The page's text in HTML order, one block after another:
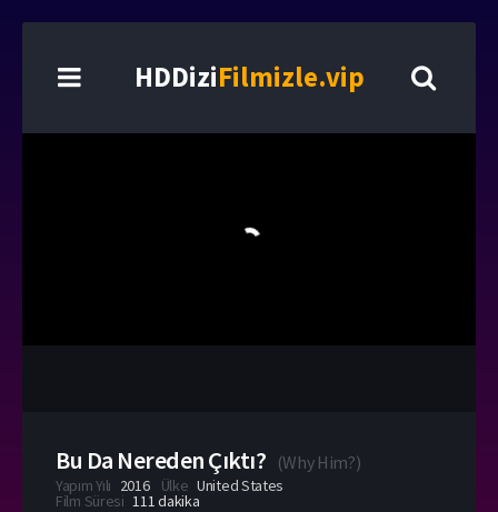
HDDiziFilmizle.vip
Bu Da Nereden Çıktı? (Why Him?)
Yapım Yılı 2016 Ülke United States
Film Süresi 111 dakika